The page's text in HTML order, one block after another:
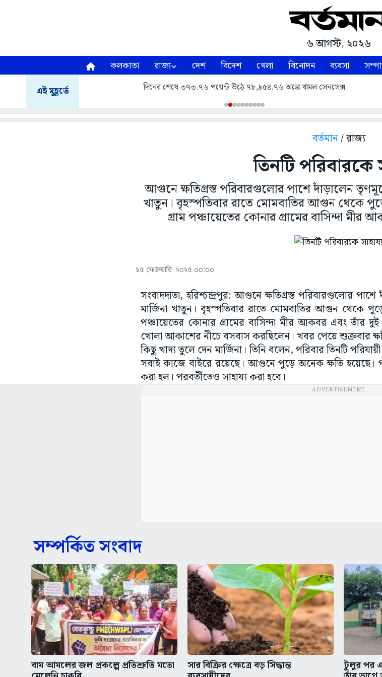
৬ আগস্ট, ২০২৬
কলকাতা রাজ্য দেশ বিদেশ খেলা বিনোদন ব্যবসা
এই মুহূর্তে দিনের শেষে ৩৭৩.৭৬ পয়েন্ট উঠে ৭৮,৯৫৪.৭৬ অঙ্কে থামল সেনসেক্স
বর্তমান/ রাজ্য
তিনটি পরিবারকে
আগুনে ক্ষতিগ্রস্ত পরিবারগুলোর পাশে দাঁড়ালেন
খাতুন। বৃহস্পতিবার রাতে মোমবাতির আগুন থেকে পুড়ে
গ্রাম পঞ্চায়েতের কোনার গ্রামের বাসিন্দা
১৫ ফেব্রুয়ারি, ২০২৫ ০০:০০
সংবাদদাতা, হরিশ্চন্দ্রপুর: আগুনে ক্ষতিগ্রস্ত পরিবারগুলোর
মার্জিনা খাতুন। বৃহস্পতিবার রাতে মোমবাতির আগুন থেকে
পঞ্চায়েতের কোনার গ্রামের বাসিন্দা মীর আকবর এবং তাঁর দুই
খোলা আকাশের নীচে বসবাস করছিলেন। খবর পেয়ে শুক্রবার
কিছু খাদ্য তুলে দেন মার্জিনা। তিনি বলেন, পরিবার তিনটি
সবাই কাজে বাইরে রয়েছে। আগুনে পুড়ে অনেক ক্ষতি হয়েছে।
করা হল। পরবর্তীতেও সাহায্য করা হবে।
ADVERTISEMENT
সম্পর্কিত সংবাদ
বাম আমলের জল প্রকল্পে প্রতিশ্রুতি মতো সার বিক্রির ক্ষেত্রে বড় সিদ্ধান্ত টুলুর পর